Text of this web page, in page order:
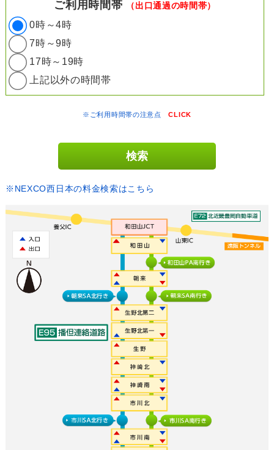
ご利用時間帯 （出口通過の時間帯）
0時～4時
7時～9時
17時～19時
上記以外の時間帯
※ご利用時間帯の注意点CLICK
※NEXCO西日本の料金検索はこちら